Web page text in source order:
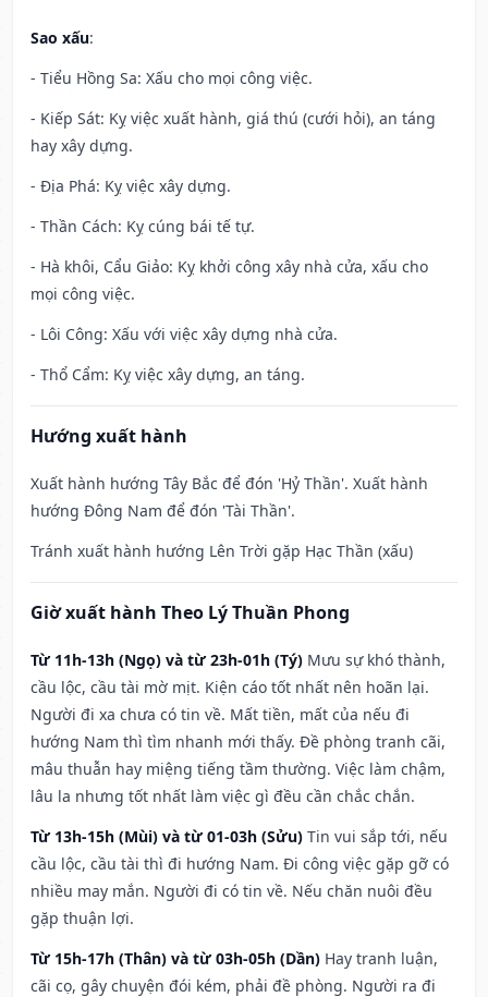
Sao xấu:
- Tiểu Hồng Sa: Xấu cho mọi công việc.
- Kiếp Sát: Kỵ việc xuất hành, giá thú (cưới hỏi), an táng
hay xây dựng.
- Địa Phá: Kỵ việc xây dựng.
- Thần Cách: Kỵ cúng bái tế tự.
- Hà khôi, Cẩu Giảo: Kỵ khởi công xây nhà cửa, xấu cho
mọi công việc.
- Lôi Công: Xấu với việc xây dựng nhà cửa.
- Thổ Cẩm: Kỵ việc xây dựng, an táng.
Hướng xuất hành
Xuất hành hướng Tây Bắc để đón 'Hỷ Thần'. Xuất hành
hướng Đông Nam để đón 'Tài Thần'.
Tránh xuất hành hướng Lên Trời gặp Hạc Thần (xấu)
Giờ xuất hành Theo Lý Thuần Phong
Từ 11h-13h (Ngọ) và từ 23h-01h (Tý) Mưu sự khó thành,
cầu lộc, cầu tài mờ mịt. Kiện cáo tốt nhất nên hoãn lại.
Người đi xa chưa có tin về. Mất tiền, mất của nếu đi
hướng Nam thì tìm nhanh mới thấy. Đề phòng tranh cãi,
mâu thuẫn hay miệng tiếng tầm thường. Việc làm chậm,
lâu la nhưng tốt nhất làm việc gì đều cần chắc chắn.
Từ 13h-15h (Mùi) và từ 01-03h (Sửu) Tin vui sắp tới, nếu
cầu lộc, cầu tài thì đi hướng Nam. Đi công việc gặp gỡ có
nhiều may mắn. Người đi có tin về. Nếu chăn nuôi đều
gặp thuận lợi.
Từ 15h-17h (Thân) và từ 03h-05h (Dần) Hay tranh luận,
cãi cọ, gây chuyện đói kém, phải đề phòng. Người ra đi